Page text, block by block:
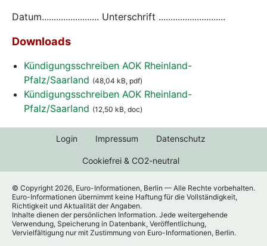
Datum........................ Unterschrift ............................
Downloads
Kündigungsschreiben AOK Rheinland-
Pfalz/Saarland (48,04 kB, pdf)
Kündigungsschreiben AOK Rheinland-
Pfalz/Saarland (12,50 kB, doc)
Login Impressum Datenschutz
Cookiefrei & CO2-neutral
© Copyright 2026, Euro-Informationen, Berlin — Alle Rechte vorbehalten.
Euro-Informationen übernimmt keine Haftung für die Vollständigkeit,
Richtigkeit und Aktualität der Angaben.
Inhalte dienen der persönlichen Information. Jede weitergehende
Verwendung, Speicherung in Datenbank, Veröffentlichung,
Vervielfältigung nur mit Zustimmung von Euro-Informationen, Berlin.